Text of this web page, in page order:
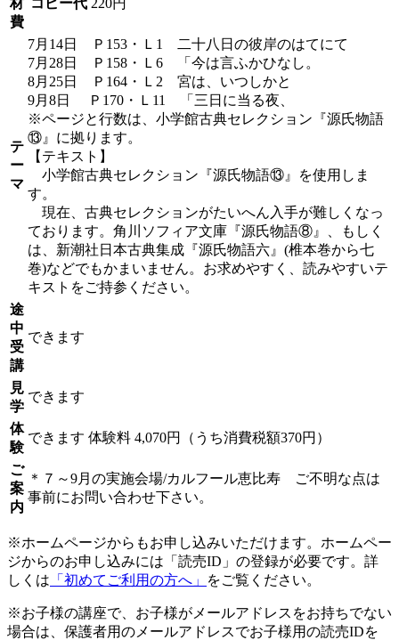
費
テ
ー
マ
7月14日 Ｐ153・Ｌ1 二十八日の彼岸のはてにて
7月28日 Ｐ158・Ｌ6 「今は言ふかひなし。
8月25日 Ｐ164・Ｌ2 宮は、いつしかと
9月8日 Ｐ170・Ｌ11 「三日に当る夜、
※ページと行数は、小学館古典セレクション『源氏物語
⑬』に拠ります。
【テキスト】
小学館古典セレクション『源氏物語⑬』を使用しま
す。
現在、古典セレクションがたいへん入手が難しくなっ
ております。角川ソフィア文庫『源氏物語⑧』、もしく
は、新潮社日本古典集成『源氏物語六』(椎本巻から七
巻)などでもかまいません。お求めやすく、読みやすいテ
キストをご持参ください。
途
中
受
講
できます
見
学
できます
体
験
できます 体験料 4,070円（うち消費税額370円）
ご
案
内
＊７～9月の実施会場/カルフール恵比寿 ご不明な点は
事前にお問い合わせ下さい。
※ホームページからもお申し込みいただけます。ホームペー
ジからのお申し込みには「読売ID」の登録が必要です。詳
しくは 「初めてご利用の方へ」 をご覧ください。
※お子様の講座で、お子様がメールアドレスをお持ちでない
場合は、保護者用のメールアドレスでお子様用の読売IDを